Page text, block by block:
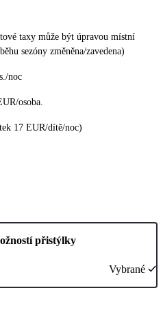
taxy může být úpravou místní
sezóny změněna/zavedena)
noc
osoba.
17 EUR/dítě/noc)
přistýlky
Vybrané